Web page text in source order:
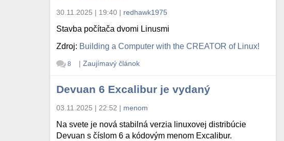
30.11.2025 | 19:40 | redhawk1975
Stavba počítača dvomi Linusmi
Zdroj: Building a Computer with the CREATOR of Linux!
8 | Zaujímavý článok
Devuan 6 Excalibur je vydaný
03.11.2025 | 22:52 | menom
Na svete je nová stabilná verzia linuxovej distribúcie
Devuan s číslom 6 a kódovým menom Excalibur.